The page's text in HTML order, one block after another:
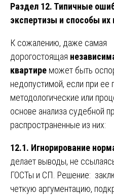
Раздел 12. Типичные
экспертизы и способы их
К сожалению, даже самая
дорогостоящая
квартире может быть
недопустимой, если при
методологические или
основе анализа судебной
распространенные из них:
12.1. Игнорирование
делает выводы, не
ГОСТы и СП. Решение:
четкую аргументацию,